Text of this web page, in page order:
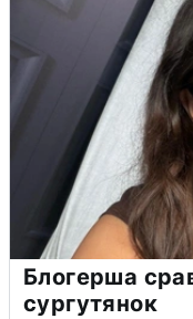
Блогерша
сургутянок